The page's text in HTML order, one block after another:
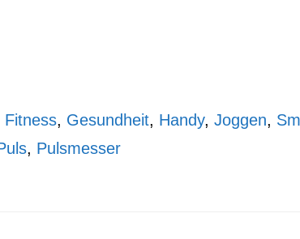
Fitness, Gesundheit, Handy, Joggen,
, Pulsmesser